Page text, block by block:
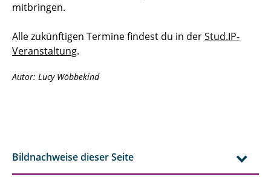
mitbringen.
Alle zukünftigen Termine findest du in derStud.IP-
Veranstaltung.
Autor: Lucy Wöbbekind
Bildnachweise dieser Seite